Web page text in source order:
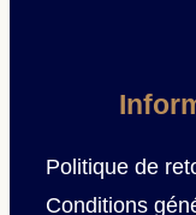
Politique de
Conditions